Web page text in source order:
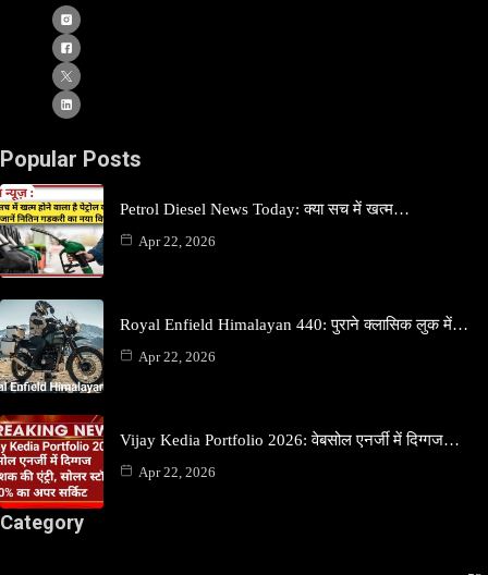
Popular Posts
Petrol Diesel News Today: क्या सच में खत्म…
Apr 22, 2026
Royal Enfield Himalayan 440: पुराने क्लासिक लुक में…
Apr 22, 2026
Vijay Kedia Portfolio 2026: वेबसोल एनर्जी में दिग्गज…
Apr 22, 2026
Category